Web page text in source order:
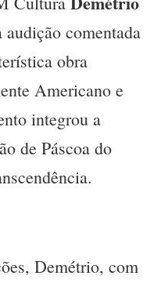
audição comentada
obra
Americano e
integrou a
de Páscoa do
Demétrio, com